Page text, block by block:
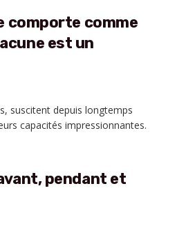
comporte comme
est un
suscitent depuis longtemps
capacités impressionnantes.
pendant et